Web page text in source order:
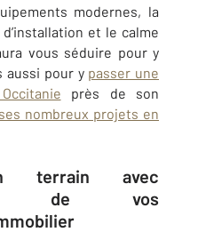
modernes, la
et le calme
vous séduire pour y
aussi pour y passer une
près de son
ses nombreux projets en
terrain avec
de vos